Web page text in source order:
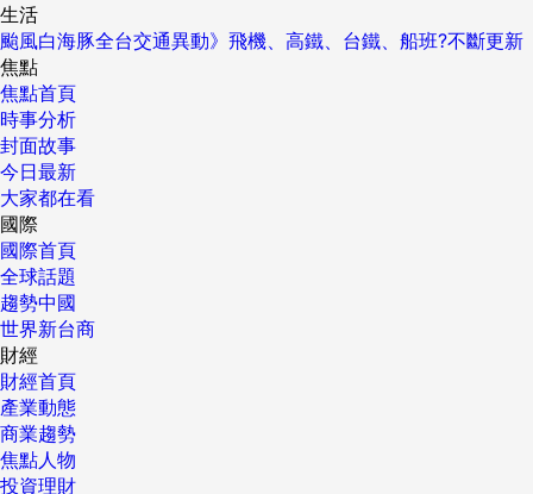
生活
颱風白海豚全台交通異動》飛機、高鐵、台鐵、船班?不斷更新
焦點
焦點首頁
時事分析
封面故事
今日最新
大家都在看
國際
國際首頁
全球話題
趨勢中國
世界新台商
財經
財經首頁
產業動態
商業趨勢
焦點人物
投資理財